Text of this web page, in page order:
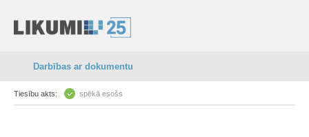
Darbības ar dokumentu
Tiesību akts: spēkā esošs